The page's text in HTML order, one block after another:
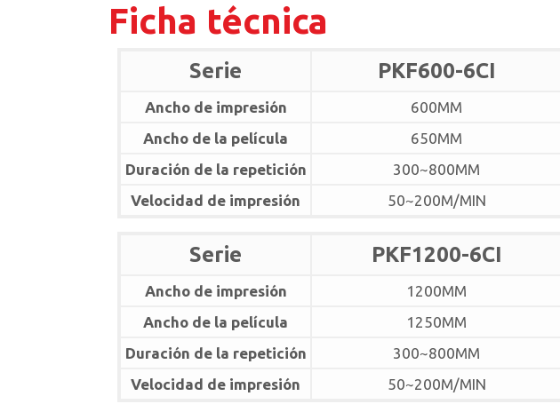
Ficha técnica
Serie PKF600-6CI
Ancho de impresión 600MM
Ancho de la película
650MM
Duración de la repetición
300~800MM
Velocidad de impresión
50~200M/MIN
Serie PKF1200-6CI
Ancho de impresión 1200MM
Ancho de la película
1250MM
Duración de la repetición
300~800MM
Velocidad de impresión
50~200M/MIN